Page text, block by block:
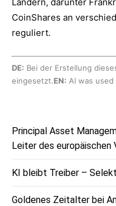
CoinShares an
reguliert.
DE: Bei der Erstellung
eingesetzt.EN: AI was
Principal Asset
Leiter des europäischen
KI bleibt Treiber –
Goldenes Zeitalter bei